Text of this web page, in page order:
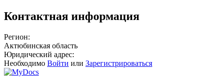
Контактная информация
Регион:
Актюбинская область
Юридический адрес:
Необходимо Войти или Зарегистрироваться